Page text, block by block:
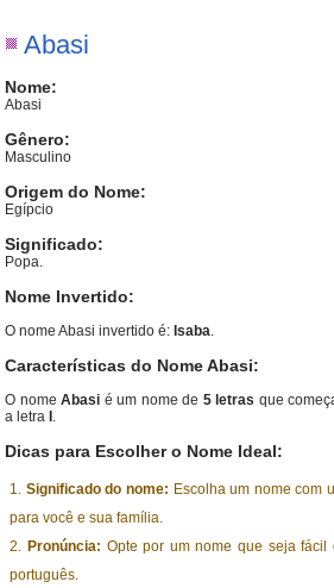
Abasi
Nome:
Abasi
Gênero:
Masculino
Origem do Nome:
Egípcio
Significado:
Popa.
Nome Invertido:
O nome Abasi invertido é: Isaba.
Características do Nome Abasi:
O nomeAbasi é um nome de 5 letras que
a letra .
Dicas para Escolher o Nome Ideal:
Significado do nome: Escolha um nome com
para você e sua família.
Pronúncia: Opte por um nome que seja
português.